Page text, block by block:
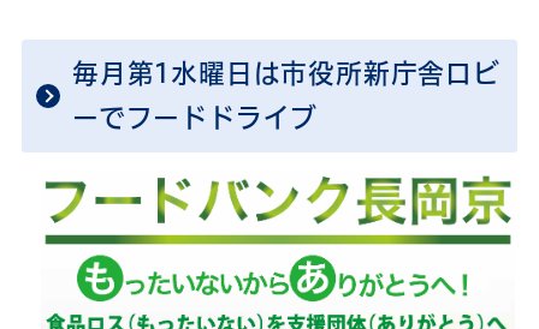
毎月第1水曜日は市役所新庁舎ロビ
ーでフードドライブ